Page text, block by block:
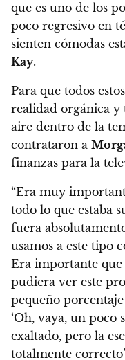
que es uno de los
poco regresivo en
sienten cómodas
Kay.
Para que todos
realidad orgánica y
aire dentro de la
contrataron a
finanzas para la
“Era muy
todo lo que estaba
fuera
usamos a este tipo
Era importante que
pudiera ver este
pequeño
‘Oh, vaya, un poco
exaltado, pero la
totalmente